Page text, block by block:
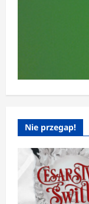
Nie przegap!